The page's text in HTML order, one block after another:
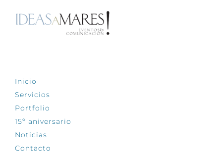
Inicio
Servicios
Portfolio
15º aniversario
Noticias
Contacto